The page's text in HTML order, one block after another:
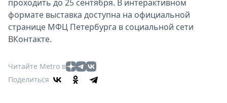
проходить до 25 сентября. В интерактивном
формате выставка доступна на официальной
странице МФЦ Петербурга в социальной сети
ВКонтакте.
Читайте Metro в
Поделиться